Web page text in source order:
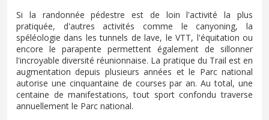
Si la randonnée pédestre est de loin l'activité la plus
pratiquée, d'autres activités comme le canyoning, la
spéléologie dans les tunnels de lave, le VTT, l'équitation ou
encore le parapente permettent également de sillonner
l'incroyable diversité réunionnaise. La pratique du Trail est en
augmentation depuis plusieurs années et le Parc national
autorise une cinquantaine de courses par an. Au total, une
centaine de manifestations, tout sport confondu traverse
annuellement le Parc national.